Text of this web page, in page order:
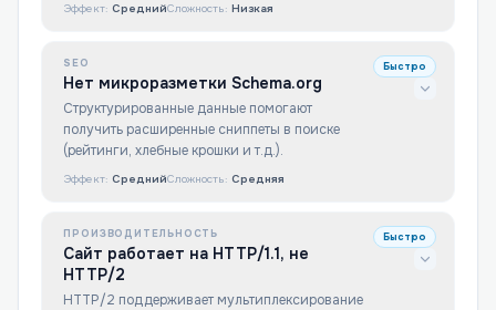
Эффект: СреднийСложность: Низкая
SEO
Нет микроразметки Schema.org
Структурированные данные помогают
получить расширенные сниппеты в поиске
(рейтинги, хлебные крошки и т.д.).
Быстро
Эффект: СреднийСложность: Средняя
ПРОИЗВОДИТЕЛЬНОСТЬ
Сайт работает на HTTP/1.1, не
HTTP/2
HTTP/2 поддерживает мультиплексирование
Быстро